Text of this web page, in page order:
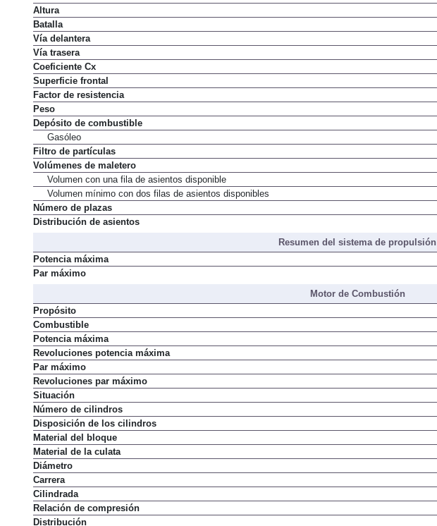
Anchura
Altura
Batalla
Vía delantera
Vía trasera
Coeficiente Cx
Superficie frontal
Factor de resistencia
Peso
Depósito de combustible
Gasóleo
Filtro de partículas
Volúmenes de maletero
Volumen con una fila de asientos disponible
Volumen mínimo con dos filas de asientos disponibles
Número de plazas
Resumen del sistema de propulsión
Potencia máxima
Motor de Combustión
Propósito
Combustible
Potencia máxima
Revoluciones potencia máxima
Par máximo
Revoluciones par máximo
Situación
Número de cilindros
Disposición de los cilindros
Material del bloque
Material de la culata
Diámetro
Carrera
Cilindrada
Relación de compresión